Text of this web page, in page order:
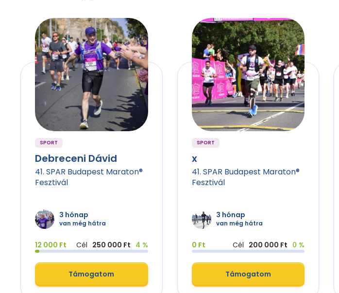
SPORT
Debreceni Dávid
41. SPAR Budapest Maraton®
Fesztivál
3 hónap
van még hátra
12 000 Ft Cél 250 000 Ft 4 %
Támogatom
SPORT
x
41. SPAR Budapest Maraton®
Fesztivál
3 hónap
van még hátra
0 Ft Cél 200 000 Ft 0 %
Támogatom